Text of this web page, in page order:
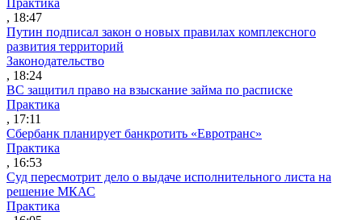
, 18:47
Путин подписал закон о новых правилах комплексного
развития территорий
Законодательство
, 18:24
ВС защитил право на взыскание займа по расписке
Практика
, 17:11
Сбербанк планирует банкротить «Евротранс»
Практика
, 16:53
Суд пересмотрит дело о выдаче исполнительного листа на
решение МКАС
Практика